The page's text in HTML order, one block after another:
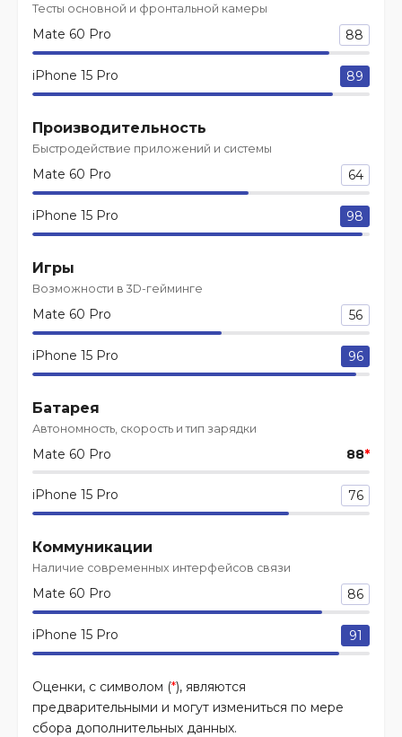
Тесты основной и фронтальной камеры
Mate 60 Pro 88
iPhone 15 Pro 89
Производительность
Быстродействие приложений и системы
Mate 60 Pro 64
iPhone 15 Pro 98
Игры
Возможности в 3D-гейминге
Mate 60 Pro 56
iPhone 15 Pro 96
Батарея
Автономность, скорость и тип зарядки
Mate 60 Pro 88*
iPhone 15 Pro 76
Коммуникации
Наличие современных интерфейсов связи
Mate 60 Pro 86
iPhone 15 Pro 91
Оценки, с символом (*), являются
предварительными и могут измениться по мере
сбора дополнительных данных.